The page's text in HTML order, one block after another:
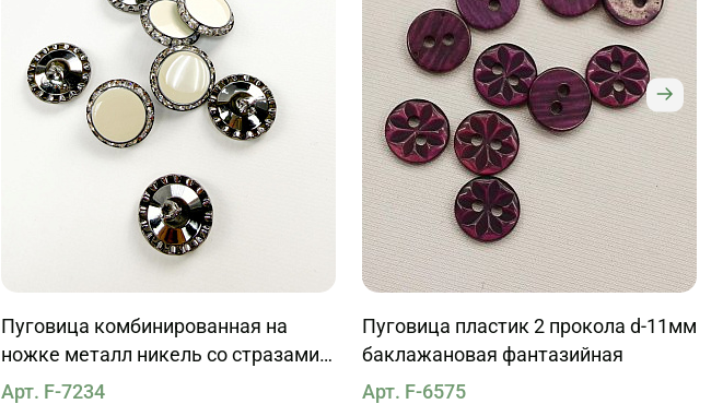
Пуговица комбинированная на
ножке металл никель со стразами и
молочной вставкой d-26мм
Арт. F-7234
Пуговица пластик 2 прокола d-11мм
баклажановая фантазийная
Арт. F-6575